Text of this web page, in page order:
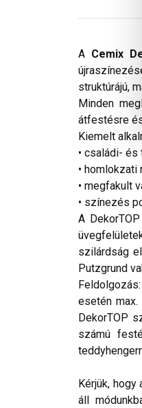
A Cemix
struktúrájú,
Minden
átfestésre
Kiemelt
• családi-
•
• megfakult
• színezés
A
szilárdság
Putzgrund
esetén
DekorTOP
számú
Kérjük,
áll